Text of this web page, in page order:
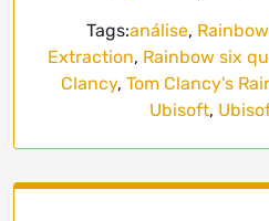
Tags:análise,
Extraction, Rainbow six
Clancy, Tom Clancy's
Ubisoft,